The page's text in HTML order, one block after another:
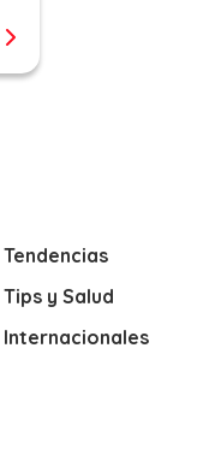
Tendencias
Tips y Salud
Internacionales